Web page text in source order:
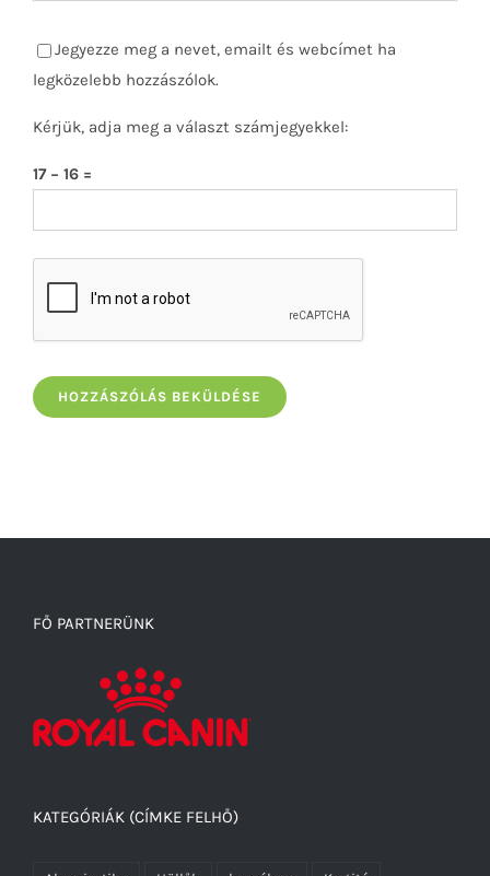
Jegyezze meg a nevet, emailt és webcímet ha
legközelebb hozzászólok.
Kérjük, adja meg a választ számjegyekkel:
17 − 16 =
FŐ PARTNERÜNK
KATEGÓRIÁK (CÍMKE FELHŐ)